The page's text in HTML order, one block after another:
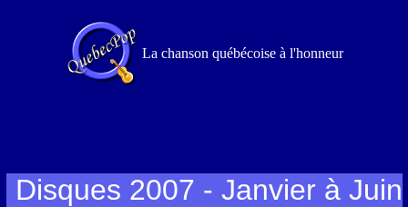
Disques 2007 - Janvier à Juin